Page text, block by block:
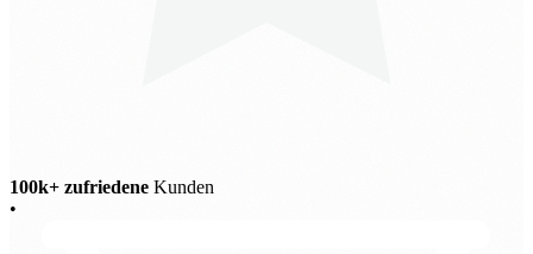
100k+ zufriedene Kunden
•